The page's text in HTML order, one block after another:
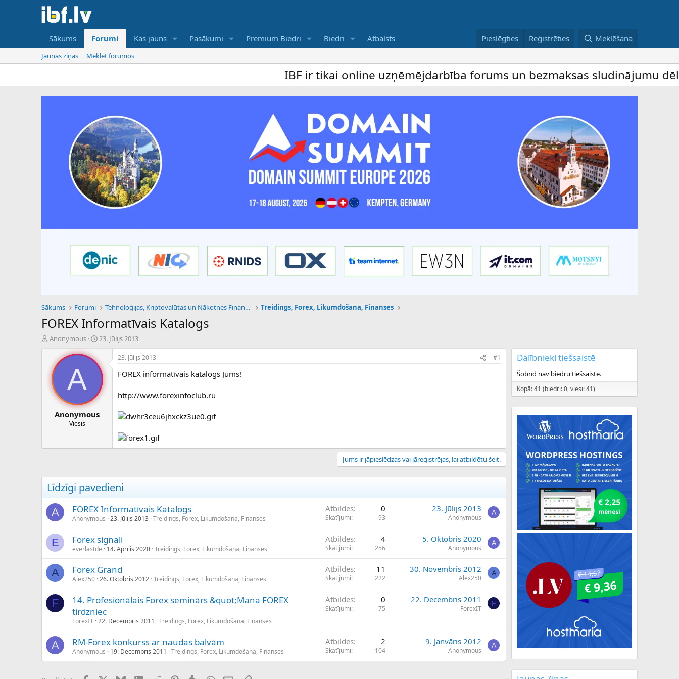
Sākums Forumi Kas jauns Pasākumi Premium Biedri Biedri Atbalsts Pieslēgties Reģistrēties Meklēšana
Jaunas ziņas Meklēt forumos
IBF ir tikai online uzņēmējdarbība forums un bezmaksas sludinājumu dēlis –
Sākums Forumi Tehnoloģijas, Kriptovalūtas un Nākotnes Finanses Treidings, Forex, Likumdošana, Finanses
FOREX Informatīvais Katalogs
P
e
d
e
ā
s
Anonymous
S
u
m
a
d
u
23. Jūlijs 2013
A
Anonymous
Viesis
23. Jūlijs 2013 #1
FOREX informatīvais katalogs Jums!
http://www.forexinfoclub.ru
Jums ir jāpieslēdzas vai jāreģistrējas, lai atbildētu šeit.
Līdzīgi pavedieni
A FOREX Informatīvais Katalogs
Anonymous 23. Jūlijs 2013 Treidings, Forex, Likumdošana, Finanses
Atbildes 0
Skatījumi 93
23. Jūlijs 2013
Anonymous
A
E Forex signali
everlastde 14. Aprīlis 2020 Treidings, Forex, Likumdošana, Finanses
Atbildes 4
Skatījumi 256
5. Oktobris 2020
Anonymous
A
A Forex Grand
Alex250 26. Oktobris 2012 Treidings, Forex, Likumdošana, Finanses
Atbildes 11
Skatījumi 222
30. Novembris 2012
Alex250
A
F
14. Profesionālais Forex seminārs &quot;Mana FOREX
tirdzniec
ForexIT 22. Decembris 2011 Treidings, Forex, Likumdošana, Finanses
Atbildes 0
Skatījumi 75
22. Decembris 2011
ForexIT
F
A RM-Forex konkurss ar naudas balvām
Anonymous 19. Decembris 2011 Treidings, Forex, Likumdošana, Finanses
Atbildes 2
Skatījumi 104
9. Janvāris 2012
Anonymous
A
Dalībnieki tiešsaistē
Šobrīd nav biedru tiešsaistē.
Kopā: 41 (biedri: 0, viesi: 41)